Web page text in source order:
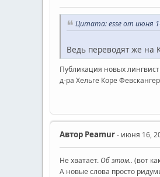
Цитата: esse от июня
Ведь переводят же на
Публикация новых
д-ра Хельге Коре
Автор Peamur- июня 16,
Не хватает. Об этом.. (вот
А новые слова просто